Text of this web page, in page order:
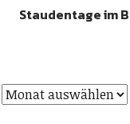
Staudentage im